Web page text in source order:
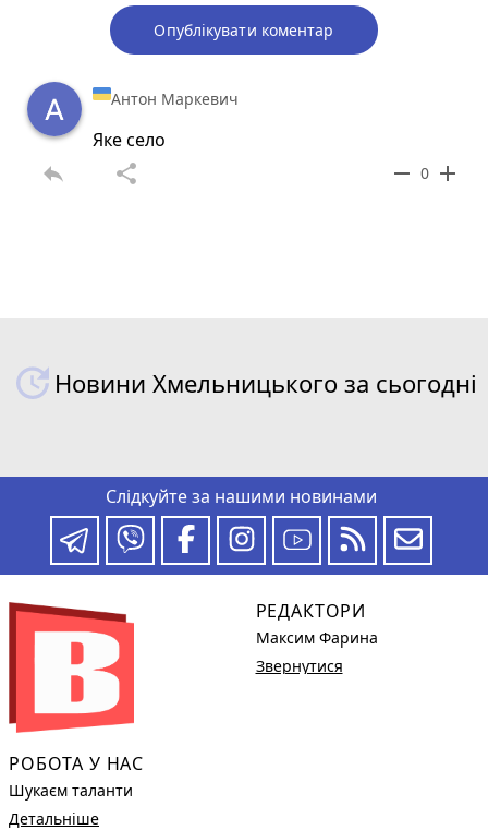
Опублікувати коментар
Антон Маркевич
Яке село
reply share remove 0 add
Новини Хмельницького за сьогодні
Слідкуйте за нашими новинами
РОБОТА У НАС
Шукаєм таланти
Детальніше
РЕДАКТОРИ
Максим Фарина
Звернутися